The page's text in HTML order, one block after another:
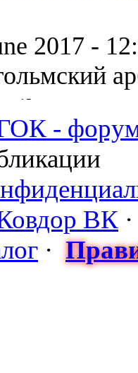
2017 -
2017 -
2017 -
-
ВК
·